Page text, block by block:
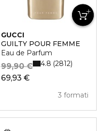
GUCCI
GUILTY POUR FEMME
Eau de Parfum
69,93 €
99,90 €
3 formati
4.8 2812